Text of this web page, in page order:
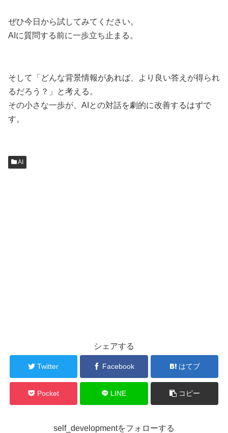
ぜひ今日から試してみてください。
AIに質問する前に一歩立ち止まる。
そして「どんな背景情報があれば、より良い答えが得られ
るだろう？」と考える。
その小さな一歩が、AIとの対話を劇的に改善するはずで
す。
AI
シェアする
Twitter Facebook はてブ
Pocket LINE コピー
self_developmentをフォローする